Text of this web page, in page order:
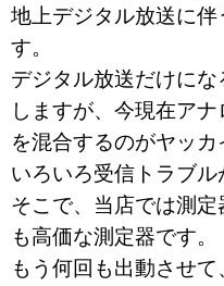
地上デジタル放送に
す。
デジタル放送だけに
しますが、今現在ア
を混合するのがヤッカ
いろいろ受信トラブ
そこで、当店では測
も高価な測定器です。
もう何回も出動させ